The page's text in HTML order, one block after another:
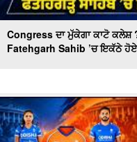
Congress ਦਾ ਮੁੱਕੇਗਾ ਕਾਟੋ ਕਲੇਸ਼
Fatehgarh Sahib ’ਚ ਇਕੱਠੇ ਹੋਏ